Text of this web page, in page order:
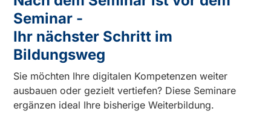
Seminar -
Ihr nächster Schritt im
Bildungsweg
Sie möchten Ihre digitalen Kompetenzen weiter
ausbauen oder gezielt vertiefen? Diese Seminare
ergänzen ideal Ihre bisherige Weiterbildung.